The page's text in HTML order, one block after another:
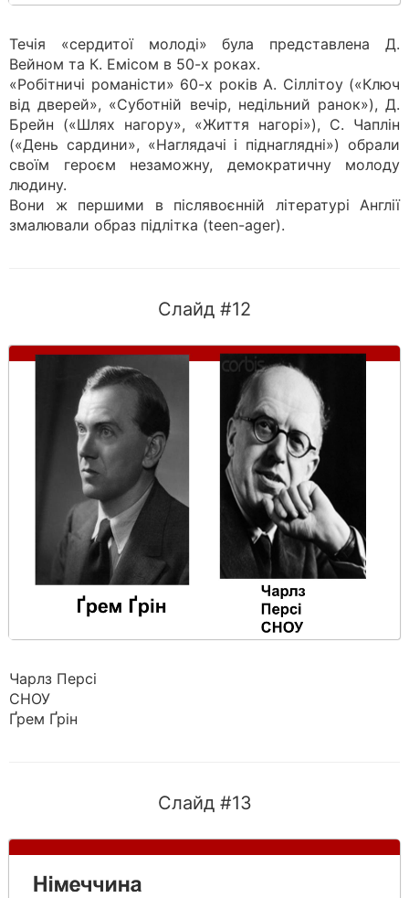
Течія «сердитої молоді» була представлена Д.
Вейном та К. Емісом в 50-х роках.
«Робітничі романісти» 60-х років А. Сіллітоу («Ключ
від дверей», «Суботній вечір, недільний ранок»), Д.
Брейн («Шлях нагору», «Життя нагорі»), С. Чаплін
(«День сардини», «Наглядачі і піднаглядні») обрали
своїм героєм незаможну, демократичну молоду
людину.
Вони ж першими в післявоєнній літературі Англії
змалювали образ підлітка (teen-ager).
Слайд #12
Чарлз Персі
СНОУ
Ґрем Ґрін
Слайд #13